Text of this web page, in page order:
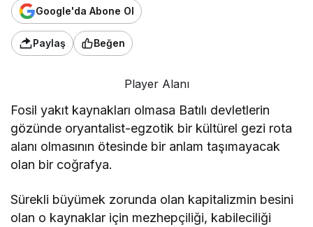
Google'da Abone Ol
Paylaş Beğen
Player Alanı
Fosil yakıt kaynakları olmasa Batılı devletlerin
gözünde oryantalist-egzotik bir kültürel gezi rota
alanı olmasının ötesinde bir anlam taşımayacak
olan bir coğrafya.
Sürekli büyümek zorunda olan kapitalizmin besini
olan o kaynaklar için mezhepçiliği, kabileciliği